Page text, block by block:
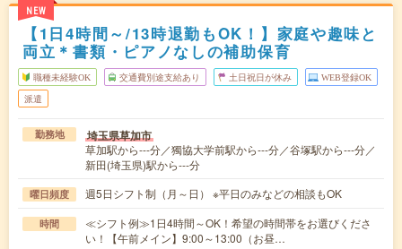
NEW
【1日4時間～/13時退勤もOK！】家庭や趣味と
両立＊書類・ピアノなしの補助保育
職種未経験OK 交通費別途支給あり 土日祝日が休み WEB登録OK
派遣
勤務地 埼玉県草加市
草加駅から---分／獨協大学前駅から---分／谷塚駅から---分／
新田(埼玉県)駅から---分
曜日頻度 週5日シフト制（月～日） ※平日のみなどの相談もOK
時間
≪シフト例≫1日4時間～OK！希望の時間帯をお選びくださ
い！【午前メイン】9:00～13:00（お昼…